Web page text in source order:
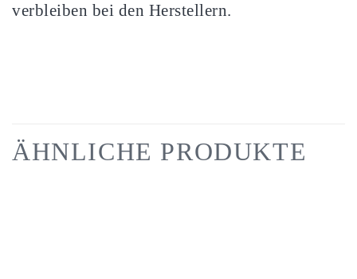
verbleiben bei den Herstellern.
ÄHNLICHE PRODUKTE